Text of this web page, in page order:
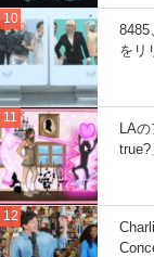
8485
をリ
LA
true?